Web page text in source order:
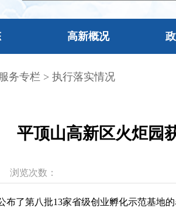
高新概况
务专栏 > 执行落实情况
平顶山高新区火炬园
浏览次数：
了第八批13家省级创业孵化示范基地